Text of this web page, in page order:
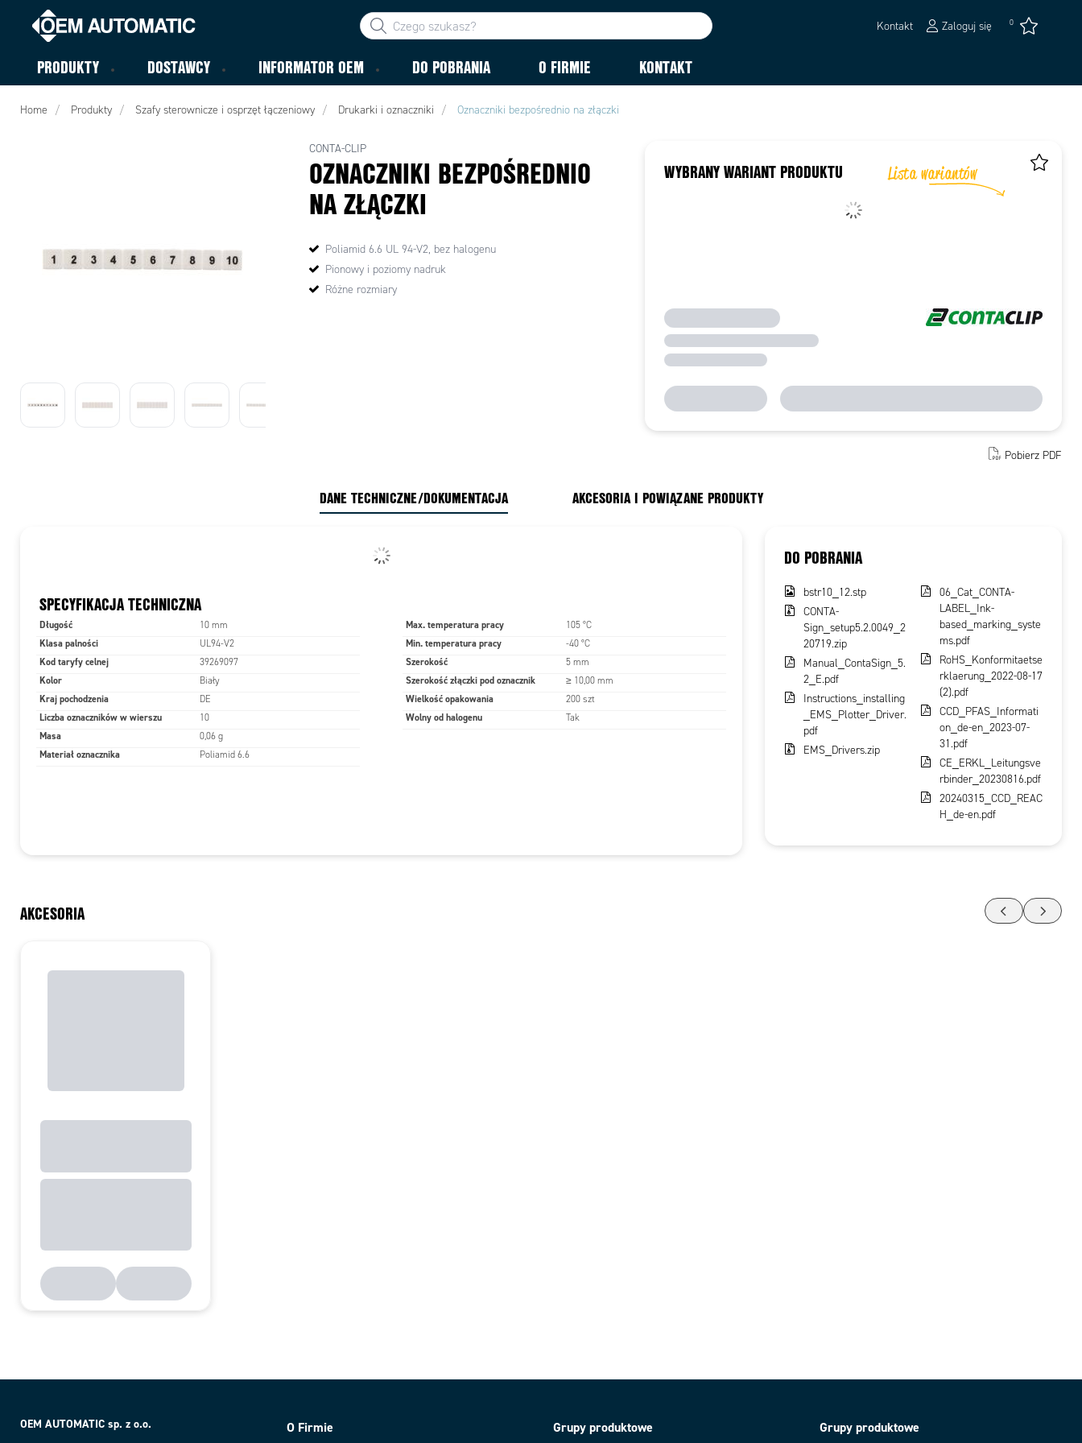
Kontakt Zaloguj się 0
PRODUKTY DOSTAWCY INFORMATOR OEM DO POBRANIA O FIRMIE KONTAKT
Home Produkty Szafy sterownicze i osprzęt łączeniowy Drukarki i oznaczniki Oznaczniki bezpośrednio na złączki
CONTA-CLIP
OZNACZNIKI BEZPOŚREDNIO
NA ZŁĄCZKI
Poliamid 6.6 UL 94-V2, bez halogenu
Pionowy i poziomy nadruk
Różne rozmiary
WYBRANY WARIANT PRODUKTU
Pobierz PDF
DANE TECHNICZNE/DOKUMENTACJA AKCESORIA I POWIĄZANE PRODUKTY
SPECYFIKACJA TECHNICZNA
Długość 10 mm
Klasa palności UL94-V2
Kod taryfy celnej 39269097
Kolor Biały
Kraj pochodzenia DE
Liczba oznaczników w wierszu 10
Masa 0,06 g
Materiał oznacznika Poliamid 6.6
Max. temperatura pracy 105 °C
Min. temperatura pracy -40 °C
Szerokość 5 mm
Szerokość złączki pod oznacznik ≥ 10,00 mm
Wielkość opakowania 200 szt
Wolny od halogenu Tak
DO POBRANIA
bstr10_12.stp
CONTA-
Sign_setup5.2.0049_2
20719.zip
Manual_ContaSign_5.
2_E.pdf
Instructions_installing
_EMS_Plotter_Driver.
pdf
EMS_Drivers.zip
06_Cat_CONTA-
LABEL_Ink-
based_marking_syste
ms.pdf
RoHS_Konformitaetse
rklaerung_2022-08-17
(2).pdf
CCD_PFAS_Informati
on_de-en_2023-07-
31.pdf
CE_ERKL_Leitungsve
rbinder_20230816.pdf
20240315_CCD_REAC
H_de-en.pdf
AKCESORIA
OEM AUTOMATIC sp. z o.o. O Firmie Grupy produktowe Grupy produktowe